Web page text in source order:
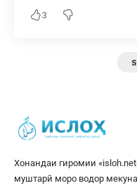
3
Хонандаи гиромии «isloh.net
муштарӣ моро водор